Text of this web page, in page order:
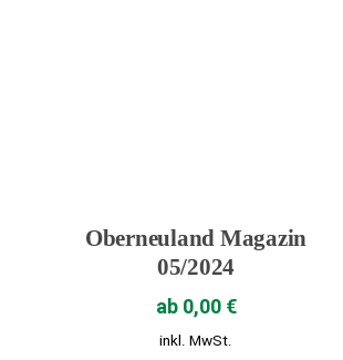
Oberneuland Magazin
05/2024
ab 0,00 €
inkl. MwSt.